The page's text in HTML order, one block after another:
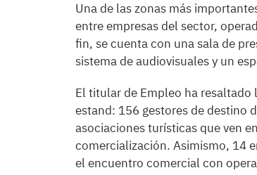
Una de las zonas más
entre empresas del sector,
fin, se cuenta con una sala de
sistema de audiovisuales y un
El titular de Empleo ha
estand: 156 gestores de destino
asociaciones turísticas que ven
comercialización. Asimismo, 14
el encuentro comercial con